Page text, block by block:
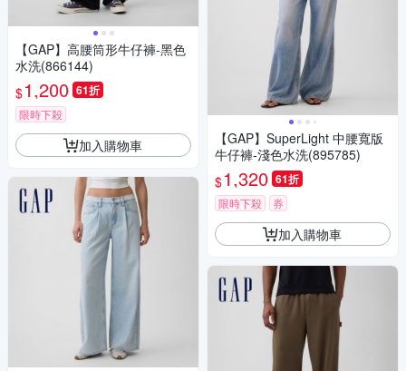
【GAP】高腰筒形牛仔褲-黑色
水洗(866144)
$1,200 61折
限時下殺
加入購物車
【GAP】SuperLight 中腰寬版
牛仔褲-淺色水洗(895785)
$1,320 61折
限時下殺 券
加入購物車